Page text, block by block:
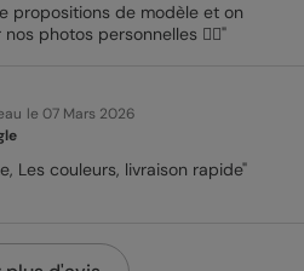
propositions de modèle et on
photos personnelles 👍🏻"
le 07 Mars 2026
Les couleurs, livraison rapide"